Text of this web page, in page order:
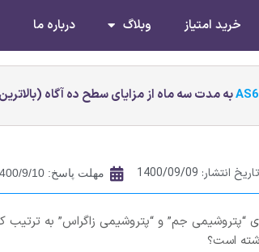
خرید امتیاز وبلاگ درباره ما
به مدت سه ماه از مزایای سطح ده آگاه
تاریخ انتشار: 1400/09/09 مهلت پاسخ: 1400/9/10 - تا ساعت 23:59
“پتروشیمی جم” و “پتروشیمی زاگراس” به
است؟